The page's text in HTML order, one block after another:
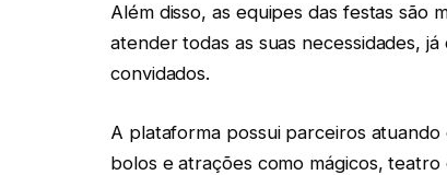
Além disso, as equipes das festas são
atender todas as suas necessidades,
convidados.
A plataforma possui parceiros
bolos e atrações como mágicos,